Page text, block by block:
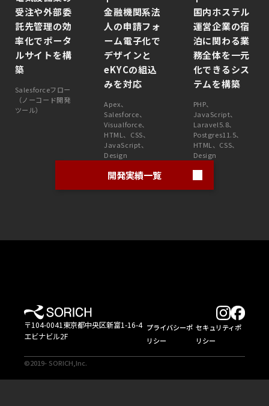
受注や外部委
託先管理の効
率化でポータ
ルサイトを構
築
Salesforceフロー
（ノーコード開発
ツール）
金融機関系法
人の申請フォ
ーム電子化で
デザインと
eKYCの組込
みを対応
Apex、
Salesforce、
Visualforce、
HTML、CSS、
JavaScript、
Design
国内ホステル
運営企業の宿
泊に関わる業
務全体を一元
化できるシス
テムを構築
PHP、
JavaScript、
Laravel5.8、
Postgres11.5、
HTML、CSS、
Design
開発実績一覧
〒104-0041東京都中央区新富1-16-4
エビナビル2F
プライバシーポ
リシー
セキュリティポ
リシー
©2019- SORICH,Inc.